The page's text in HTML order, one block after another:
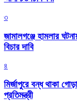
৩
জামালগঞ্জে হামলার
বিচার দাবি
৪
মির্জাপুরে বন্ধ থাকা
প্রতিমন্ত্রী